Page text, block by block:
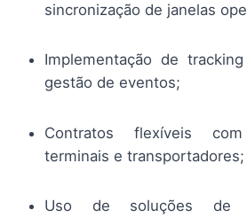
sincronização de janelas
Implementação de
gestão de eventos;
Contratos flexíveis
terminais e transportadores;
Uso de soluções de